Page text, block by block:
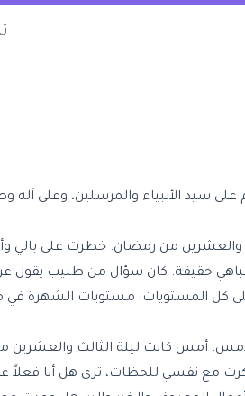
سيد الأنبياء والمرسلين، وعلى
والعشرين من رمضان. خطرت على
حقيقة. كان سؤال من طبيب يقول
كل المستويات: مستويات الشهرة في
أمس كانت ليلة الثالث والعشرين
مع نفسي للحظات، ترى هل أنا فعلاً